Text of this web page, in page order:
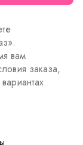
вам
заказа,